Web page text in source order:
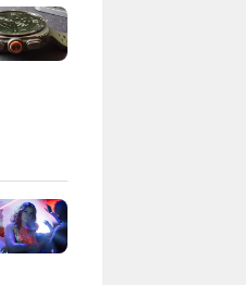
Nová generace
konci srpna se tam objeví